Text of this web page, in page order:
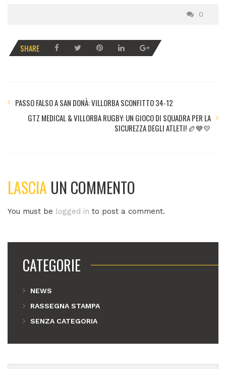
0
SHARE
PASSO FALSO A SAN DONÀ: VILLORBA SCONFITTO 34-12
GTZ MEDICAL & VILLORBA RUGBY: UN GIOCO DI SQUADRA PER LA
SICUREZZA DEGLI ATLETI! 🏉💙💛
LASCIA UN COMMENTO
You must be logged in to post a comment.
CATEGORIE
NEWS
RASSEGNA STAMPA
SENZA CATEGORIA